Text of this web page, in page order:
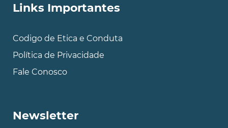
Links Importantes
Codigo de Etica e Conduta
Política de Privacidade
Fale Conosco
Newsletter